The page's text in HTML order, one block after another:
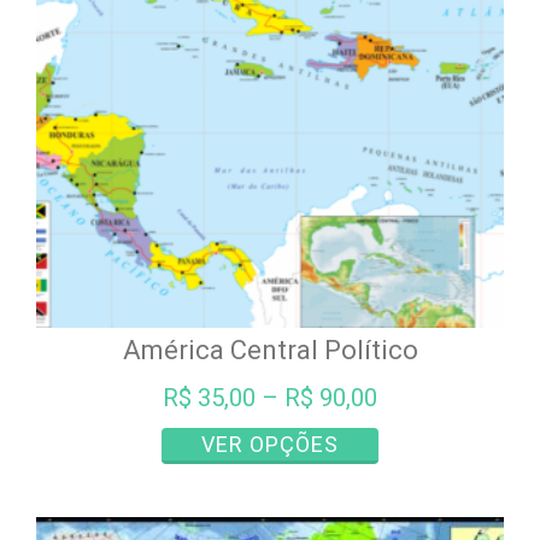
América Central Político
R$ 35,00 – R$ 90,00
VER OPÇÕES
produto
várias